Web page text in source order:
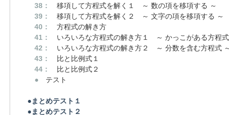
38：
移項して方程式を解く１ ～ 数の項を移項する ～
39：
移項して方程式を解く２ ～ 文字の項を移項する ～
40：
方程式の解き方
41：
いろいろな方程式の解き方１ ～ かっこがある方程
42：
いろいろな方程式の解き方２ ～ 分数を含む方程式
43：
比と比例式１
44：
比と比例式２
● テスト
●まとめテスト１
●まとめテスト２